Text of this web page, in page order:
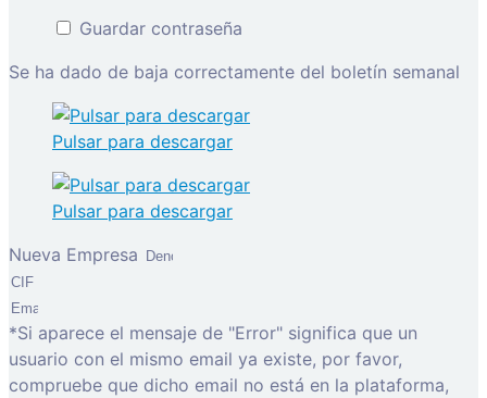
Guardar contraseña
Se ha dado de baja correctamente del boletín semanal
Pulsar para descargar
Pulsar para descargar
Nueva Empresa
*Si aparece el mensaje de "Error" significa que un
usuario con el mismo email ya existe, por favor,
compruebe que dicho email no está en la plataforma,